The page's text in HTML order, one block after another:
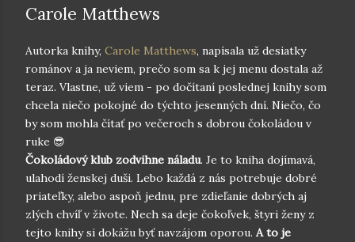
Carole Matthews
Autorka knihy, Carole Matthews, napísala už desiatky
románov a ja neviem, prečo som sa k jej menu dostala až
teraz. Vlastne, už viem - po dočítaní poslednej knihy som
chcela niečo pokojné do týchto jesenných dní. Niečo, čo
by som mohla čítať po večeroch s dobrou čokoládou v
ruke 😎
Čokoládový klub zodvihne náladu. Je to kniha dojímavá,
ulahodí ženskej duši. Lebo každá z nás potrebuje dobré
priateľky, alebo aspoň jednu, pre zdieľanie dobrých aj
zlých chvíľ v živote. Nech sa deje čokoľvek, štyri ženy z
tejto knihy si dokážu byť navzájom oporou. A to je